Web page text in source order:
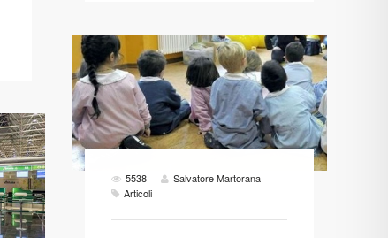
5538
Salvatore Martorana
Articoli